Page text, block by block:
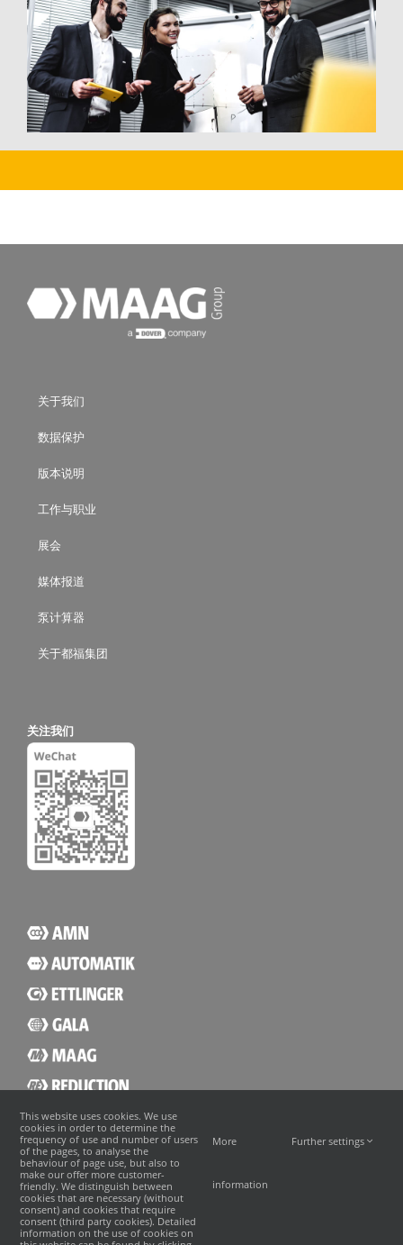
关于我们
数据保护
版本说明
工作与职业
展会
媒体报道
泵计算器
关于都福集团
关注我们
This website uses cookies. We use
cookies in order to determine the
frequency of use and number of users
of the pages, to analyse the
behaviour of page use, but also to
make our offer more customer-
friendly. We distinguish between
cookies that are necessary (without
consent) and cookies that require
consent (third party cookies). Detailed
information on the use of cookies on
More
information
Further settings